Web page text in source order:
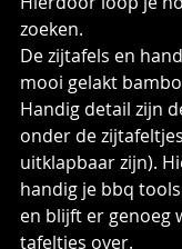
zoeken.
De zijtafels en
mooi gelakt
Handig detail zijn
onder de
uitklapbaar zijn).
handig je bbq
en blijft er genoeg
tafeltjes over.